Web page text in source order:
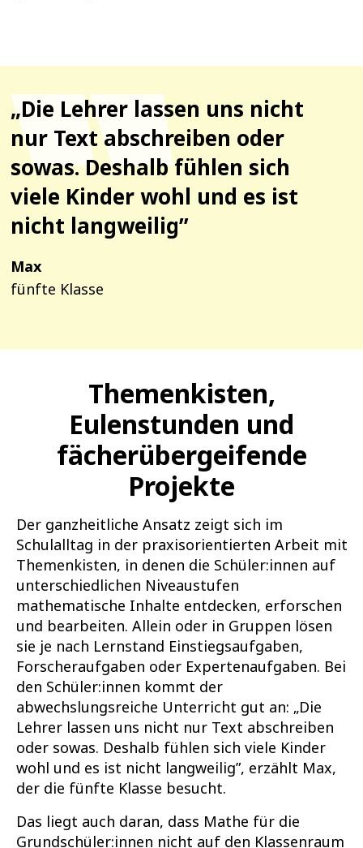
„Die Lehrer lassen uns nicht
nur Text abschreiben oder
sowas. Deshalb fühlen sich
viele Kinder wohl und es ist
nicht langweilig”
Max
fünfte Klasse
Themenkisten,
Eulenstunden und
fächerübergeifende
Projekte
Der ganzheitliche Ansatz zeigt sich im
Schulalltag in der praxisorientierten Arbeit mit
Themenkisten, in denen die Schüler:innen auf
unterschiedlichen Niveaustufen
mathematische Inhalte entdecken, erforschen
und bearbeiten. Allein oder in Gruppen lösen
sie je nach Lernstand Einstiegsaufgaben,
Forscheraufgaben oder Expertenaufgaben. Bei
den Schüler:innen kommt der
abwechslungsreiche Unterricht gut an: „Die
Lehrer lassen uns nicht nur Text abschreiben
oder sowas. Deshalb fühlen sich viele Kinder
wohl und es ist nicht langweilig”, erzählt Max,
der die fünfte Klasse besucht.
Das liegt auch daran, dass Mathe für die
Grundschüler:innen nicht auf den Klassenraum